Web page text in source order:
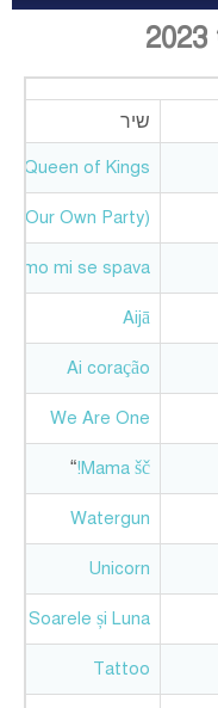
שיר
Queen of Kings
(Our Own Party)
Samo mi se spava
Aijā
Ai coração
We Are One
Mama šč!
“
Watergun
Unicorn
Soarele și Luna
Tattoo